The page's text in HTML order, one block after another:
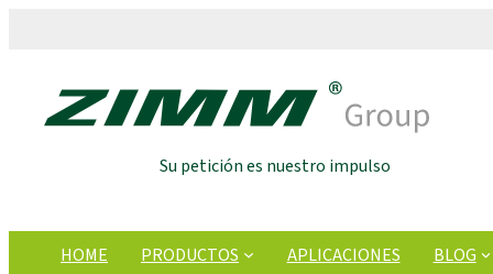
Su petición es nuestro impulso
HOME PRODUCTOS APLICACIONES BLOG